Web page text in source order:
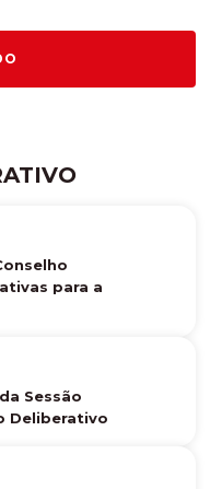
para a
Sessão
Deliberativo